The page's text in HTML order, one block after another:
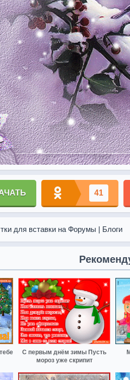
41
для вставки на Форумы | Блоги
С первым днём зимы Пусть
мороз уже скрипит